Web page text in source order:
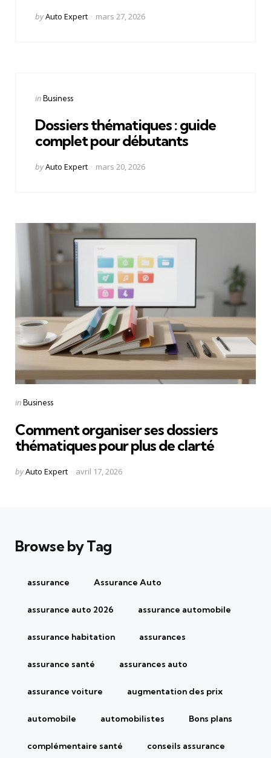
Posted
byAuto Expert mars 27, 2026
Categories
Posted
inBusiness
Dossiers thématiques : guide
complet pour débutants
Posted
byAuto Expert mars 20, 2026
Categories
Posted
inBusiness
Comment organiser ses dossiers
thématiques pour plus de clarté
Posted
byAuto Expert avril 17, 2026
Browse by Tag
assurance Assurance Auto
assurance auto 2026 assurance automobile
assurance habitation assurances
assurance santé assurances auto
assurance voiture augmentation des prix
automobile automobilistes Bons plans
complémentaire santé conseils assurance